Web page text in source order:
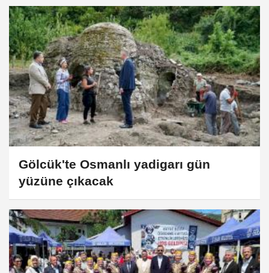
Gölcük'te Osmanlı yadigarı gün
yüzüne çıkacak